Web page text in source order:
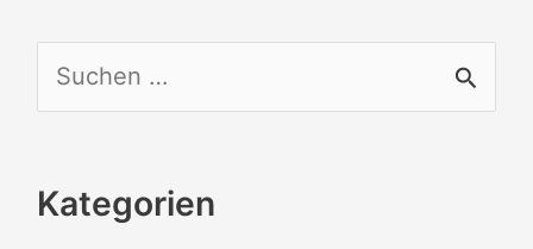
u
h
Kategorien